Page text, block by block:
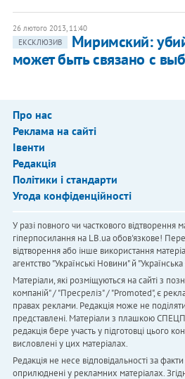
26 лютого 2013, 11:40
ЕКСКЛЮЗИВ
Миримский:
может быть связано с
Про нас
Реклама на сайті
Івенти
Редакція
Політики і стандарти
Угода конфіденційності
У разі повного чи часткового відтворення
гіперпосилання на LB.ua обов'язкове!
відтворення або інше використання
агентство "Українськi Новини" й
Матеріали, які розміщуються на сайті з
компаній" / "Пресреліз" / "Promoted", є
правах реклами. Редакція може не
представлені. Матеріали з плашкою
редакція бере участь у підготовці цього
висловлені у цих матеріалах.
Редакція не несе відповідальності за
оприлюднені у рекламних матеріалах.